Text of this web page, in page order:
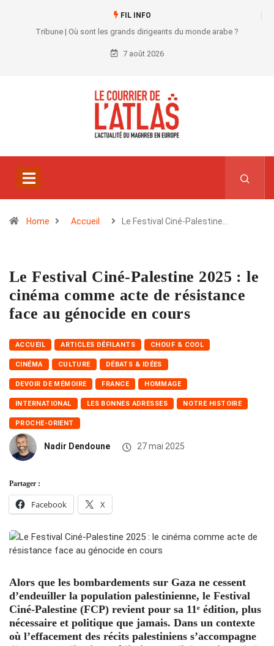
FIL INFO
Tribune | Où sont les grands dirigeants du monde arabe ?
7 août 2026
Home Accueil Le Festival Ciné-Palestine…
Le Festival Ciné-Palestine 2025 : le
cinéma comme acte de résistance
face au génocide en cours
ACCUEIL ARTICLES DÉFILANTS CHOUF & COOL
CINÉMA CULTURE DÉBATS & IDÉES
DEVOIR DE MÉMOIRE FRANCE HOMMAGE
INTERNATIONAL LES BONNES ADRESSES NOTRE HISTOIRE
PROCHE-ORIENT
Nadir Dendoune 27 mai 2025
Partager :
Facebook X
Alors que les bombardements sur Gaza ne cessent
d’endeuiller la population palestinienne, le Festival
Ciné-Palestine (FCP) revient pour sa 11ᵉ édition, plus
nécessaire et politique que jamais. Dans un contexte
où l’effacement des récits palestiniens s’accompagne